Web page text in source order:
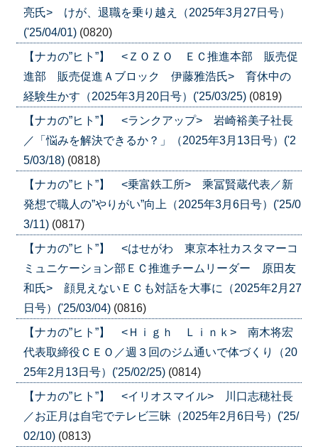
亮氏> けが、退職を乗り越え（2025年3月27日号）
('25/04/01) (0820)
【ナカの”ヒト”】 <ＺＯＺＯ ＥＣ推進本部 販売促
進部 販売促進Ａブロック 伊藤雅浩氏> 育休中の
経験生かす（2025年3月20日号）('25/03/25) (0819)
【ナカの”ヒト”】 <ランクアップ> 岩崎裕美子社長
／「悩みを解決できるか？」（2025年3月13日号）('2
5/03/18) (0818)
【ナカの”ヒト”】 <乗富鉄工所> 乘冨賢蔵代表／新
発想で職人の”やりがい”向上（2025年3月6日号）('25/0
3/11) (0817)
【ナカの”ヒト”】 <はせがわ 東京本社カスタマーコ
ミュニケーション部ＥＣ推進チームリーダー 原田友
和氏> 顔見えないＥＣも対話を大事に（2025年2月27
日号）('25/03/04) (0816)
【ナカの”ヒト”】 <Ｈｉｇｈ Ｌｉｎｋ> 南木将宏
代表取締役ＣＥＯ／週３回のジム通いで体づくり（20
25年2月13日号）('25/02/25) (0814)
【ナカの”ヒト”】 <イリオスマイル> 川口志穂社長
／お正月は自宅でテレビ三昧（2025年2月6日号）('25/
02/10) (0813)